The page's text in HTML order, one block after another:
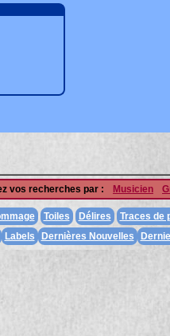
vos recherches par : Musicien
Toiles Délires
Traces de
Labels Dernières Nouvelles